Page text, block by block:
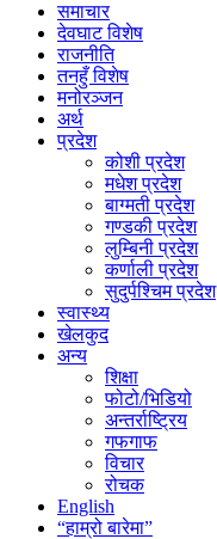
समाचार
देवघाट विशेष
राजनीति
तनहुँ विशेष
मनोरञ्जन
अर्थ
प्रदेश
कोशी प्रदेश
मधेश प्रदेश
बाग्मती प्रदेश
गण्डकी प्रदेश
लुम्बिनी प्रदेश
कर्णाली प्रदेश
सुदुर्पश्चिम प्रदेश
स्वास्थ्य
खेलकुद
अन्य
शिक्षा
फोटो/भिडियो
अन्तर्राष्ट्रिय
गफगाफ
विचार
रोचक
English
“हाम्रो बारेमा”